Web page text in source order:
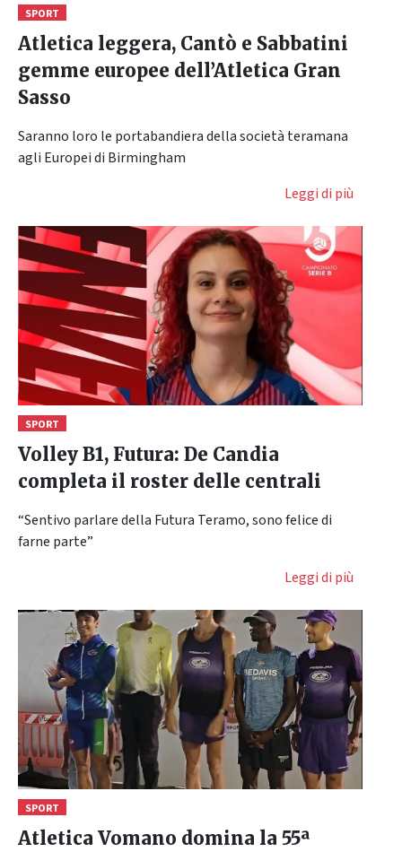
SPORT
Atletica leggera, Cantò e Sabbatini
gemme europee dell’Atletica Gran
Sasso
Saranno loro le portabandiera della società teramana
agli Europei di Birmingham
Leggi di più
SPORT
Volley B1, Futura: De Candia
completa il roster delle centrali
“Sentivo parlare della Futura Teramo, sono felice di
farne parte”
Leggi di più
SPORT
Atletica Vomano domina la 55ª